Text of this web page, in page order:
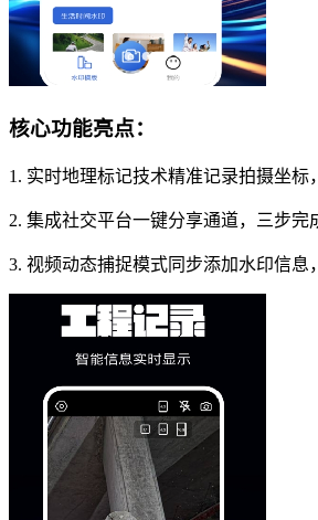
核心功能亮点：
1. 实时地理标记技术精准记录拍摄坐标
2. 集成社交平台一键分享通道，三步完
3. 视频动态捕捉模式同步添加水印信息